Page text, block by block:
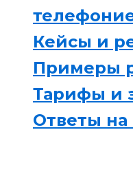
Кейсы и
Примеры
Тарифы и
Ответы на